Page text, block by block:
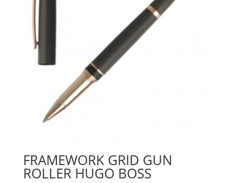
FRAMEWORK GRID GUN
ROLLER HUGO BOSS